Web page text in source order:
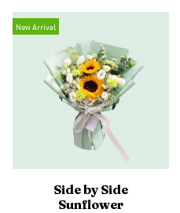
New Arrival
Side by Side
Sunflower